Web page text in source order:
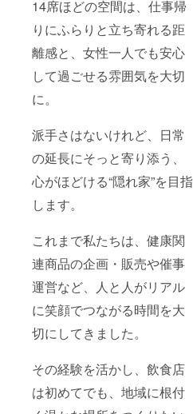
14席ほどの空間は、仕事帰
りにふらりと立ち寄れる距
離感と、女性一人でも安心
して過ごせる雰囲気を大切
に。
派手さはないけれど、日常
の延長にそっと寄り添う、
心がほどける“隠れ家”を目指
します。
これまで私たちは、健康関
連商品の企画・販売や催事
運営など、人と人がリアル
に笑顔でつながる時間を大
切にしてきました。
その経験を活かし、飲食店
は初めてでも、地域に根付